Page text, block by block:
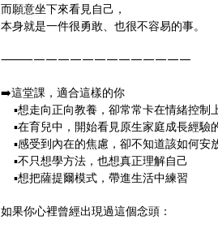
而願意坐下來看見自己，
本身就是一件很勇敢、也很不容易的事。
⸻—————————————
➡️這堂課，適合這樣的你
▪️想走向正向教養，卻常常卡在情緒控制
▪️在育兒中，開始看見原生家庭成長經驗
▪️感受到內在的焦慮，卻不知道該如何安
▪️不只想學方法，也想真正理解自己
▪️想把薩提爾模式，帶進生活中練習
如果你心裡曾經出現過這個念頭：